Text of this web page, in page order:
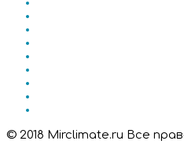
© 2018 Mirclimate.ru Все